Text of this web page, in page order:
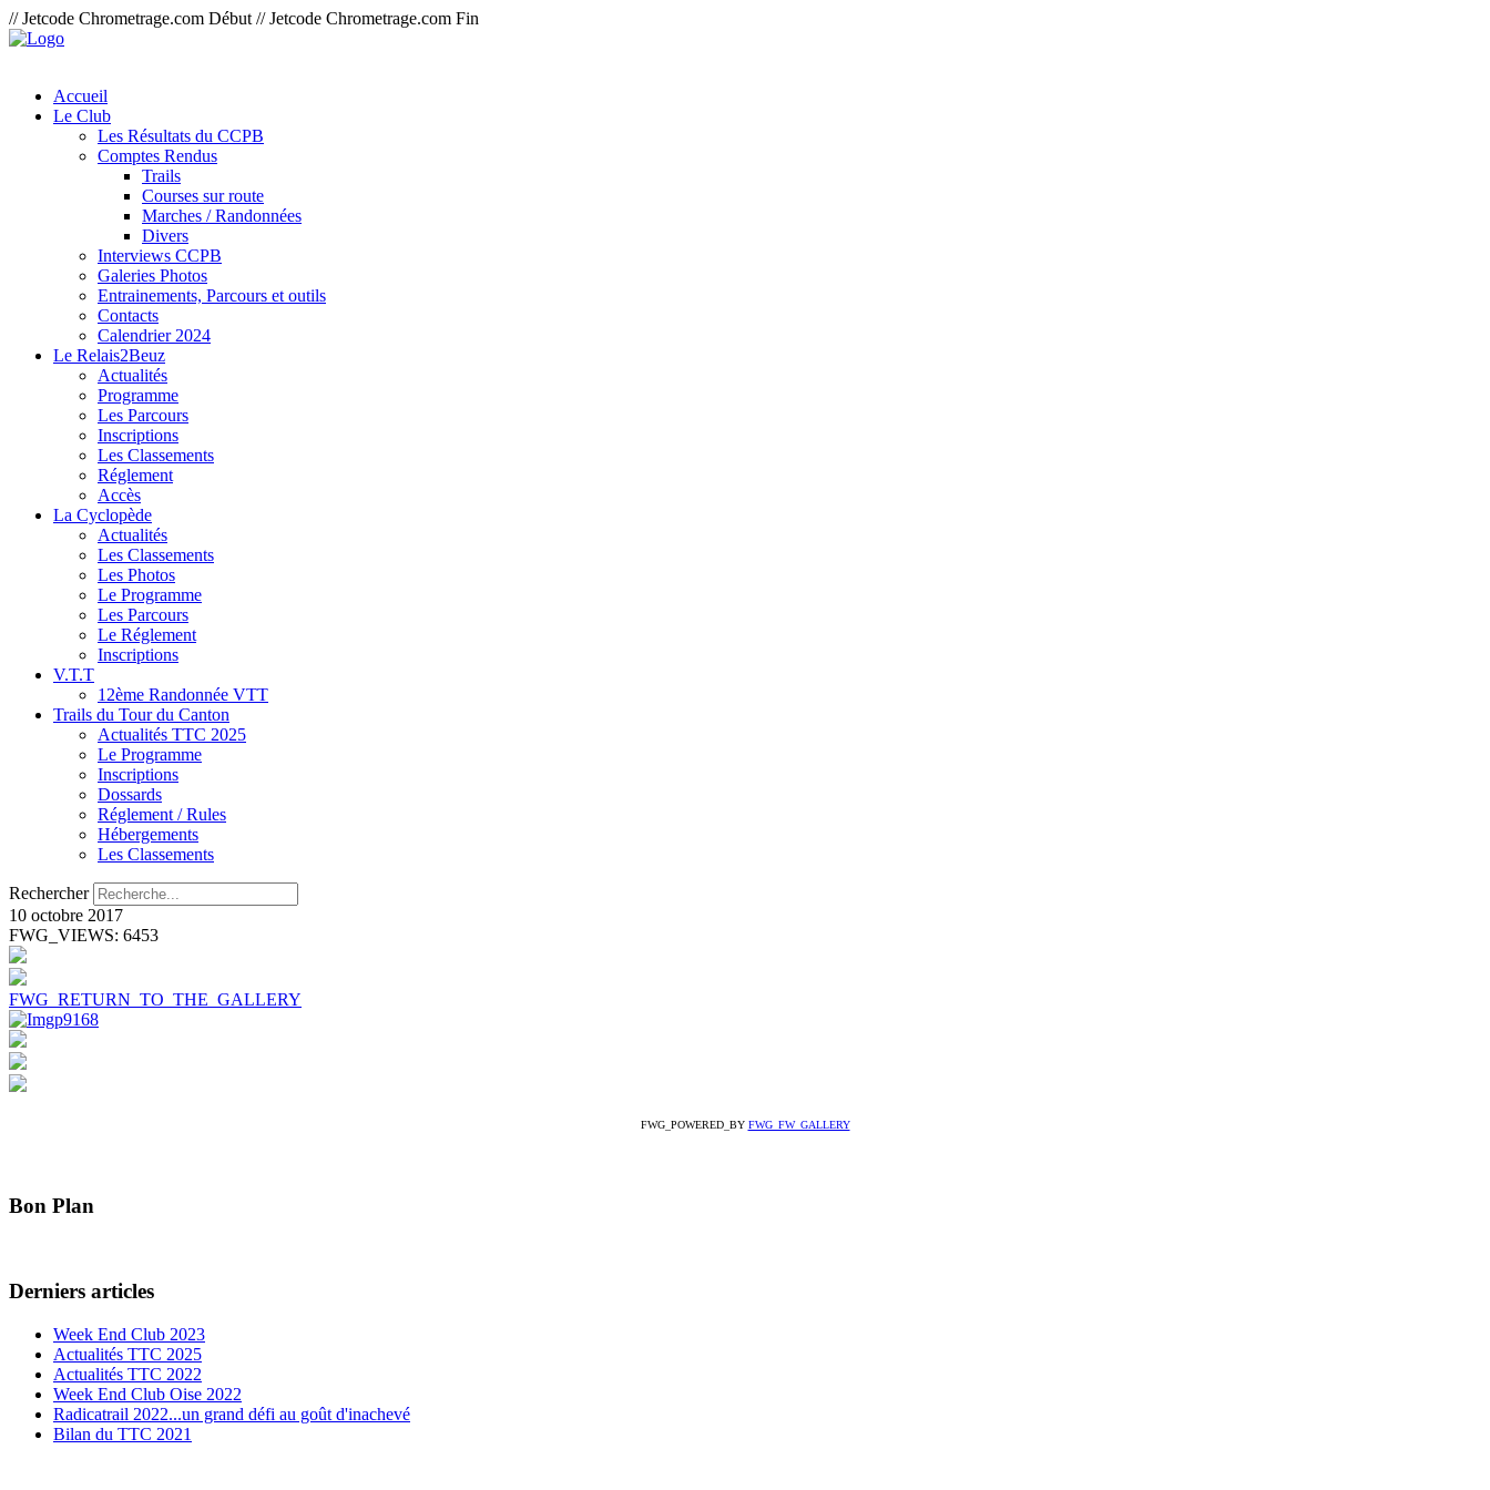
// Jetcode Chrometrage.com Début // Jetcode Chrometrage.com Fin
Accueil
Le Club
Les Résultats du CCPB
Comptes Rendus
Trails
Courses sur route
Marches / Randonnées
Divers
Interviews CCPB
Galeries Photos
Entrainements, Parcours et outils
Contacts
Calendrier 2024
Le Relais2Beuz
Actualités
Programme
Les Parcours
Inscriptions
Les Classements
Réglement
Accès
La Cyclopède
Actualités
Les Classements
Les Photos
Le Programme
Les Parcours
Le Réglement
Inscriptions
V.T.T
12ème Randonnée VTT
Trails du Tour du Canton
Actualités TTC 2025
Le Programme
Inscriptions
Dossards
Réglement / Rules
Hébergements
Les Classements
Rechercher
10 octobre 2017
FWG_VIEWS: 6453
FWG_RETURN_TO_THE_GALLERY
FWG_POWERED_BY FWG_FW_GALLERY
Bon Plan
Derniers articles
Week End Club 2023
Actualités TTC 2025
Actualités TTC 2022
Week End Club Oise 2022
Radicatrail 2022...un grand défi au goût d'inachevé
Bilan du TTC 2021